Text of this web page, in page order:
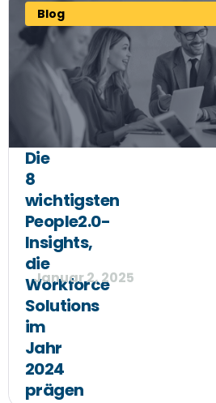
Blog
Die
8
wichtigsten
People2.0-
Insights,
die
Workforce
Solutions
im
Jahr
2024
prägen
Januar 2, 2025